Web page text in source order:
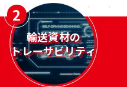
2
輸送資材の
トレーサビリティ